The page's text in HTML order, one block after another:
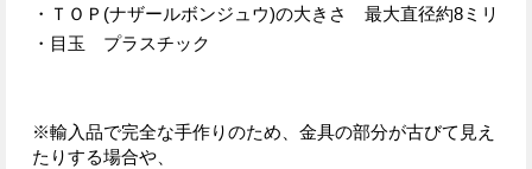
・ＴＯＰ(ナザールボンジュウ)の大きさ 最大直径約8ミリ
・目玉 プラスチック
※輸入品で完全な手作りのため、金具の部分が古びて見え
たりする場合や、